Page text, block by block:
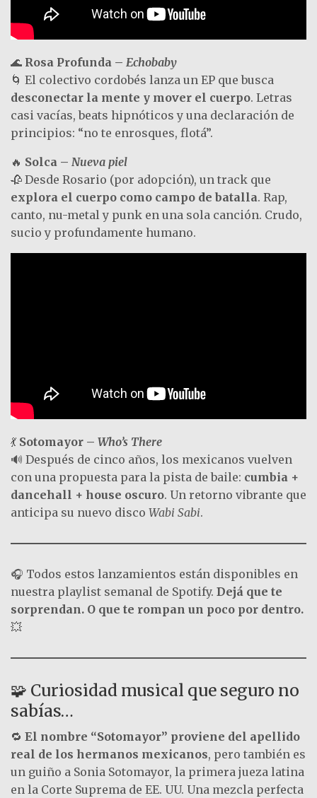
🌊 Rosa Profunda – Echobaby
🌀 El colectivo cordobés lanza un EP que busca
desconectar la mente y mover el cuerpo. Letras
casi vacías, beats hipnóticos y una declaración de
principios: “no te enrosques, flotá”.
🔥 Solca – Nueva piel
🥀 Desde Rosario (por adopción), un track que
explora el cuerpo como campo de batalla. Rap,
canto, nu-metal y punk en una sola canción. Crudo,
sucio y profundamente humano.
💃 Sotomayor – Who’s There
🔊 Después de cinco años, los mexicanos vuelven
con una propuesta para la pista de baile: cumbia +
dancehall + house oscuro. Un retorno vibrante que
anticipa su nuevo disco Wabi Sabi.
🎧 Todos estos lanzamientos están disponibles en
nuestra playlist semanal de Spotify. Dejá que te
sorprendan. O que te rompan un poco por dentro.
💥
🧩 Curiosidad musical que seguro no
sabías…
🔁 El nombre “Sotomayor” proviene del apellido
real de los hermanos mexicanos, pero también es
un guiño a Sonia Sotomayor, la primera jueza latina
en la Corte Suprema de EE. UU. Una mezcla perfecta